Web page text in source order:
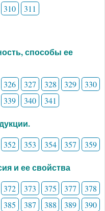
310 311
способы ее
326 327 328 329
330
339 340 341
352 353 354 357 359
и ее свойства
372 373 375 377
378
385 387 388 389 390